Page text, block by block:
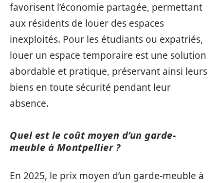
favorisent l’économie partagée, permettant
aux résidents de louer des espaces
inexploités. Pour les étudiants ou expatriés,
louer un espace temporaire est une solution
abordable et pratique, préservant ainsi leurs
biens en toute sécurité pendant leur
absence.
Quel est le coût moyen d’un garde-
meuble à Montpellier ?
En 2025, le prix moyen d’un garde-meuble à